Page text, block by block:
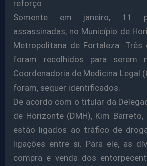
reforço
Somente em janeiro, 11
assassinadas, no Município de
Metropolitana de Fortaleza.
foram recolhidos para serem
Coordenadoria de Medicina Legal
foram, sequer identificados.
De acordo com o titular da
de Horizonte (DMH), Kim
estão ligados ao tráfico de
ligações entre si. Para ele, as
compra e venda dos